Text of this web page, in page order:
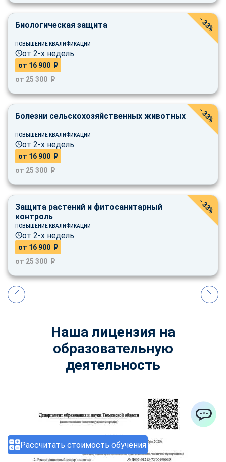
Рассчитать стоимость обучения
Биологическая защита
ПОВЫШЕНИЕ КВАЛИФИКАЦИИ
от 2-х недель
от 16 900 ₽
от 25 300 ₽
- 33%
Болезни сельскохозяйственных животных
ПОВЫШЕНИЕ КВАЛИФИКАЦИИ
от 2-х недель
от 16 900 ₽
от 25 300 ₽
- 33%
Защита растений и фитосанитарный
контроль
ПОВЫШЕНИЕ КВАЛИФИКАЦИИ
от 2-х недель
от 16 900 ₽
от 25 300 ₽
- 33%
Наша лицензия на
образовательную
деятельность
ChatApp
online
Мессенджеры
Свяжитесь с нами через любой удобный мессенджер!
Vkontakte EMail
Max